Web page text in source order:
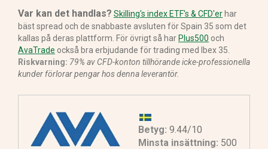
Var kan det handlas? Skilling's index ETF's & CFD'er har
bäst spread och de snabbaste avsluten för Spain 35 som det
kallas på deras plattform. För övrigt så har Plus500 och
AvaTrade också bra erbjudande för trading med Ibex 35.
Riskvarning: 79% av CFD-konton tillhörande icke-professionella
kunder förlorar pengar hos denna leverantör.
Betyg: 9.44/10
Minsta insättning: 500